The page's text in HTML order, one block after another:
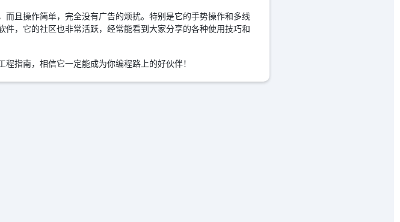
且操作简单，完全没有广告的烦扰。特别是它的手势操作和多线
，它的社区也非常活跃，经常能看到大家分享的各种使用技巧和
指南，相信它一定能成为你编程路上的好伙伴！